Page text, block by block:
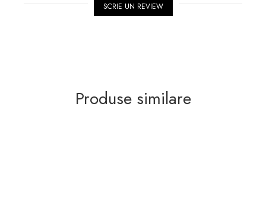
SCRIE UN REVIEW
Produse similare